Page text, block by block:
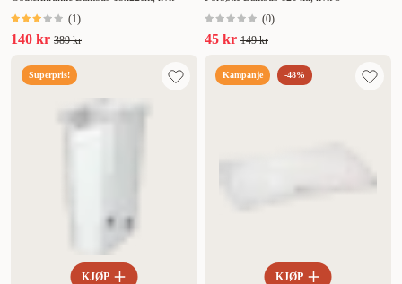
(1)
140 kr 389 kr
(0)
45 kr 149 kr
Superpris!
KJØP
Kampanje -48%
KJØP